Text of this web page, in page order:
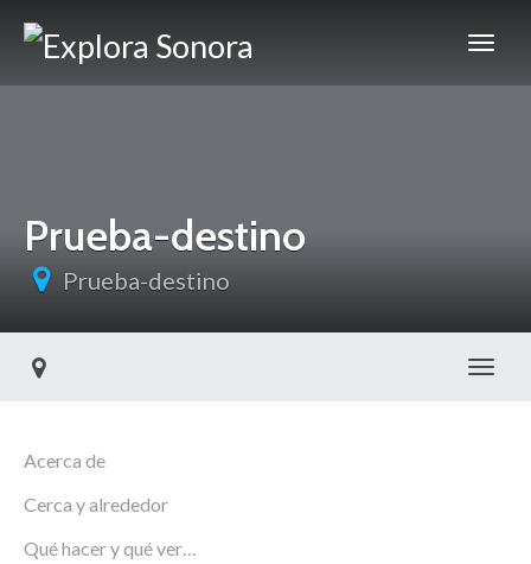
Prueba-destino
Prueba-destino
Acerca de
Cerca y alrededor
Qué hacer y qué ver…